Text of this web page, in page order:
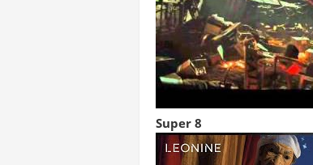
Super 8